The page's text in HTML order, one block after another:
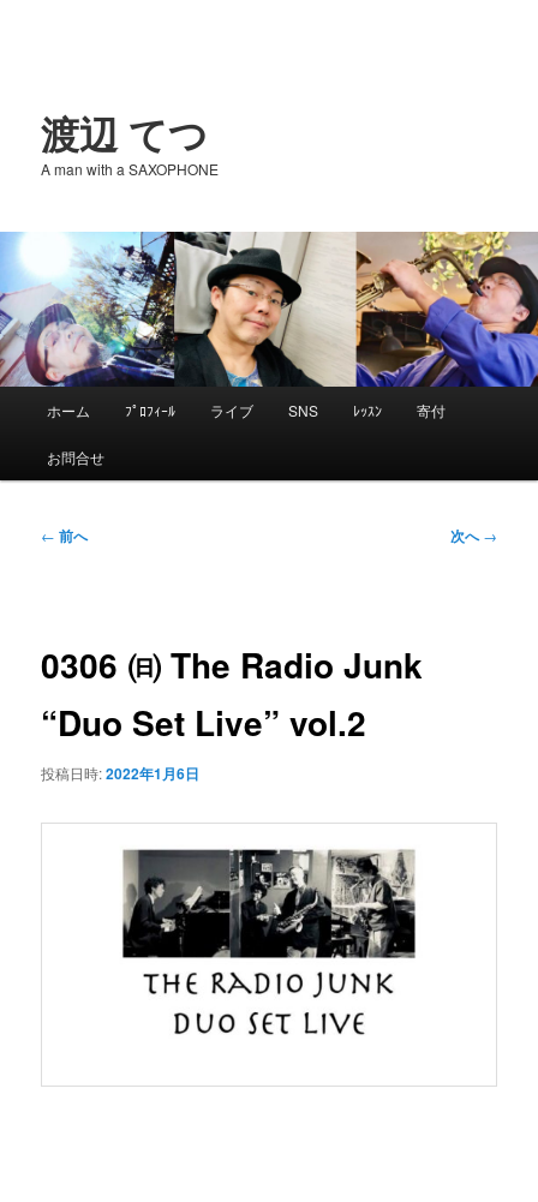
渡辺 てつ
A man with a SAXOPHONE
メ
イ
ン
ン
テ
ホーム ﾌﾟﾛﾌｨｰﾙ ライブ SNS ﾚｯｽﾝ 寄付
お問合せ
投
ゲ
シ
ン
← 前へ 次へ→
0306 ㈰ The Radio Junk
“Duo Set Live” vol.2
投稿日時:2022年1月6日